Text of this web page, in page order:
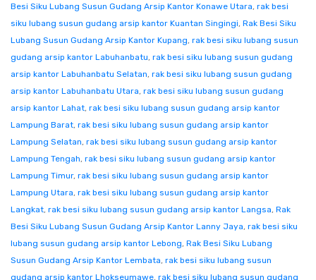
Besi Siku Lubang Susun Gudang Arsip Kantor Konawe Utara, rak besi
siku lubang susun gudang arsip kantor Kuantan Singingi, Rak Besi Siku
Lubang Susun Gudang Arsip Kantor Kupang, rak besi siku lubang susun
gudang arsip kantor Labuhanbatu, rak besi siku lubang susun gudang
arsip kantor Labuhanbatu Selatan, rak besi siku lubang susun gudang
arsip kantor Labuhanbatu Utara, rak besi siku lubang susun gudang
arsip kantor Lahat, rak besi siku lubang susun gudang arsip kantor
Lampung Barat, rak besi siku lubang susun gudang arsip kantor
Lampung Selatan, rak besi siku lubang susun gudang arsip kantor
Lampung Tengah, rak besi siku lubang susun gudang arsip kantor
Lampung Timur, rak besi siku lubang susun gudang arsip kantor
Lampung Utara, rak besi siku lubang susun gudang arsip kantor
Langkat, rak besi siku lubang susun gudang arsip kantor Langsa, Rak
Besi Siku Lubang Susun Gudang Arsip Kantor Lanny Jaya, rak besi siku
lubang susun gudang arsip kantor Lebong, Rak Besi Siku Lubang
Susun Gudang Arsip Kantor Lembata, rak besi siku lubang susun
gudang arsip kantor Lhokseumawe, rak besi siku lubang susun gudang